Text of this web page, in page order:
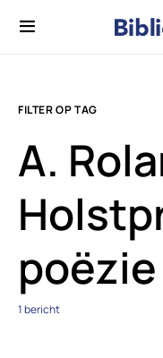
FILTER OP TAG
A.
poëzie
1 bericht